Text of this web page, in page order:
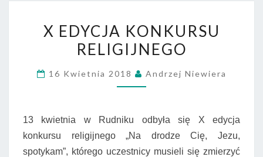
EDYCJA
KONKURSU
X EDYCJA KONKURSU
RELIGIJNEGO
16 Kwietnia 2018 Andrzej Niewiera
13 kwietnia w Rudniku odbyła się X edycja
konkursu religijnego „Na drodze Cię, Jezu,
spotykam”, którego uczestnicy musieli się zmierzyć